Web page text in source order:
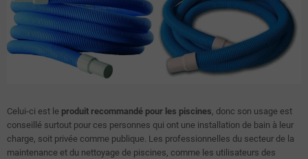
Celui-ci est le produit recommandé pour les piscines, donc son usage est
conseillé surtout pour ces personnes qui ont une installation de bain à leur
charge, soit privée comme publique. Les professionnelles du secteur de la
maintenance et du nettoyage de piscines, comme les utilisateurs des